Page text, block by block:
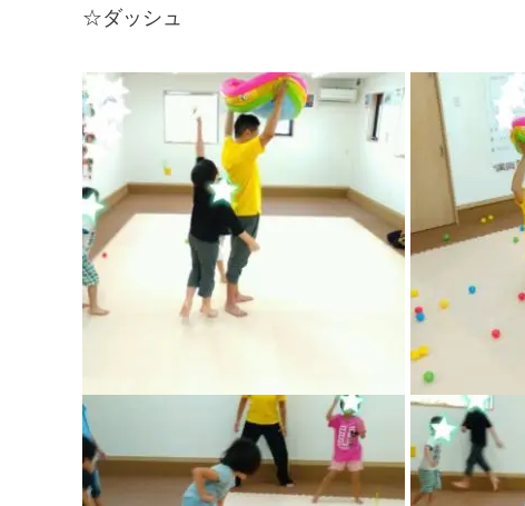
☆ダッシュ